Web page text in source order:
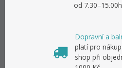
od
Dopravní a
platí pro
shop při